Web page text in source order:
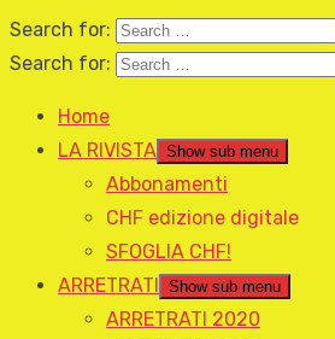
Search for:
Search for:
Home
LA RIVISTA Show sub menu
Abbonamenti
CHF edizione digitale
SFOGLIA CHF!
ARRETRATI
Show sub menu
ARRETRATI 2020